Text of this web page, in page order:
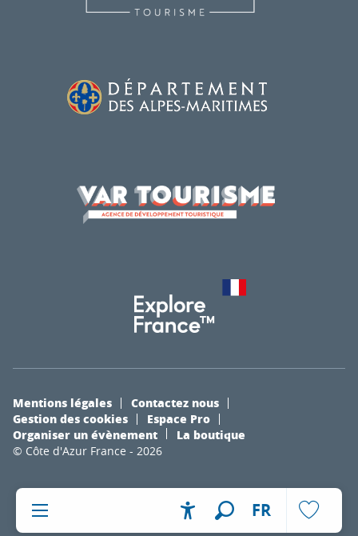
FR
© Côte d'Azur France - 2026
Mentions légales
Contactez nous
Gestion des cookies
Espace Pro
Organiser un évènement
La boutique